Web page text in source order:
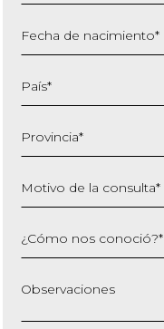
Fecha de nacimiento*
barra
MM
AAAA
País*
Provincia*
Motivo de la consulta*
¿Cómo nos conoció?*
Observaciones